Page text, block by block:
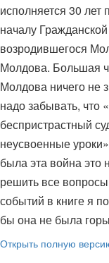
исполняется 30
началу
возродившегося
Молдова. Большая
Молдова ничего не
надо забывать, что
беспристрастный
неусвоенные
была эта война это
решить все
событий в книге я
бы она не была
Открыть полную